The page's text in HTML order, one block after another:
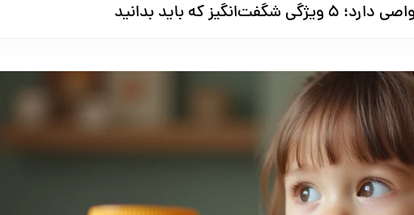
که باید بدانید